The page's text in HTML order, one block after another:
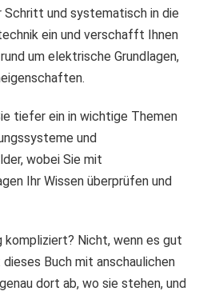
und systematisch in die
ein und verschafft Ihnen
um elektrische Grundlagen,
tiefer ein in wichtige Themen
und
wobei Sie mit
Ihr Wissen überprüfen und
kompliziert? Nicht, wenn es gut
Buch mit anschaulichen
dort ab, wo sie stehen, und